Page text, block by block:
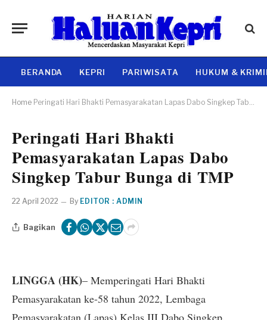
BERANDA KEPRI PARIWISATA HUKUM &
Home Peringati Hari Bhakti Pemasyarakatan Lapas Dabo Singkep Tabur Bunga di TMP
Peringati Hari Bhakti
Pemasyarakatan Lapas Dabo
Singkep Tabur Bunga di TMP
22 April 2022 By EDITOR : ADMIN
Bagikan
LINGGA (HK)– Memperingati Hari Bhakti
Pemasyarakatan ke-58 tahun 2022, Lembaga
Pemasyarakatan (Lapas) Kelas III Dabo Singkep,